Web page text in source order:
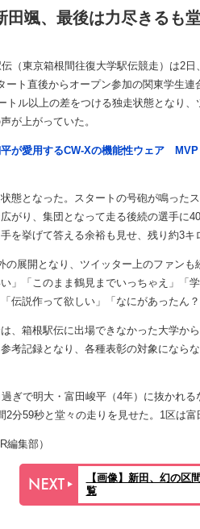
田颯、最後は力尽きるも
（東京箱根間往復大学駅伝競走）は2
ート直後からオープン参加の関東学生
トル以上の差をつける独走状態となり
が上がっていた。
平が愛用するCW-Xの機能性ウェア
態となった。スタートの号砲が鳴った
がり、集団となって走る後続の選手に
を挙げて答える余裕も見せ、残り約3キ
展開となり、ツイッター上のファン
」「このまま鶴見までいっちゃえ」「
伝説作って欲しい」「なにがあったん
、箱根駅伝に出場できなかった大学か
考記録となり、各種表彰の対象になら
ぎで明大・富田峻平（4年）に抜かれ
2分59秒と堂々の走りを見せた。1区は富
編集部）
【画像】新田、幻の
覧